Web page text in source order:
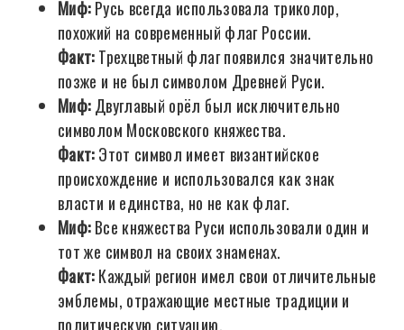
Миф:Русь всегда использовала триколор,
похожий на современный флаг России.
Факт:Трехцветный флаг появился значительно
позже и не был символом Древней Руси.
Миф:Двуглавый орёл был исключительно
символом Московского княжества.
Факт:Этот символ имеет византийское
происхождение и использовался как знак
власти и единства, но не как флаг.
Миф:Все княжества Руси использовали один и
тот же символ на своих знаменах.
Факт:Каждый регион имел свои отличительные
эмблемы, отражающие местные традиции и
политическую ситуацию.